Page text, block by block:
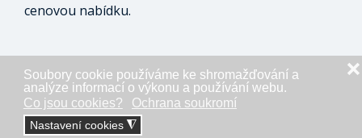
Soubory cookie používáme ke shromažďování a
analýze informací o výkonu a používání webu.
Co jsou cookies?
Ochrana soukromí
Nastavení cookies ◮
❌
cenovou nabídku.
ODESLAT NEZÁVAZNOU POPTÁVKU